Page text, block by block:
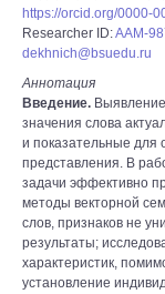
https://orcid.org/0000-
Researcher ID:AAM-
dekhnich@bsuedu.ru
Аннотация
Введение.
значения слова
и показательные для
представления. В
задачи эффективно
методы векторной
слов, признаков не
результаты;
характеристик,
установление